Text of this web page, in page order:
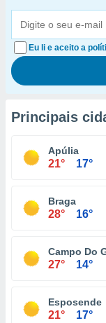
Eu li e aceito a
Principais
Apúlia
21° 17°
Braga
28° 16°
Campo Do
27° 14°
Esposende
21° 17°